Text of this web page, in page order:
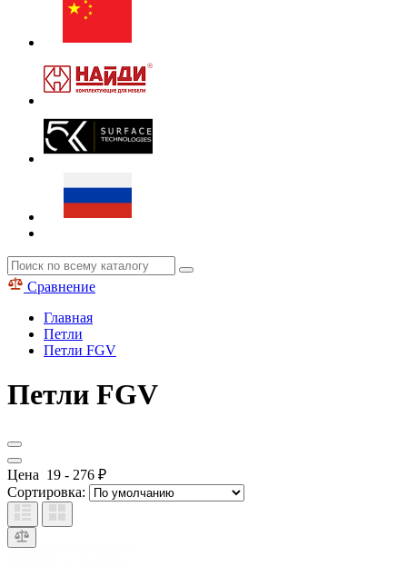
Сравнение
Главная
Петли
Петли FGV
Петли FGV
Цена 19 - 276 ₽
Сортировка: